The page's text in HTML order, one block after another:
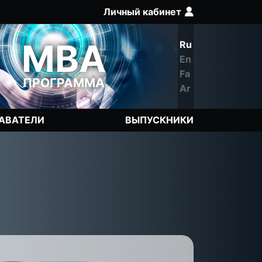
Личный кабинет Q
MBA
ПРОГРАММА
Ru
En
Fa
Ar
ВЫПУСКНИКИ